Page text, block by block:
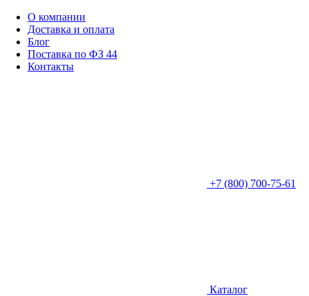
О компании
Доставка и оплата
Блог
Поставка по ФЗ 44
Контакты
+7 (800) 700-75-61
Каталог